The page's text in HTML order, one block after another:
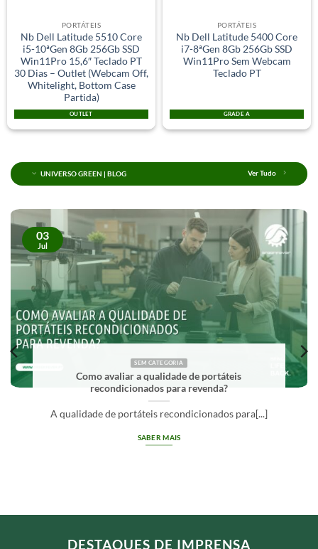
PORTÁTEIS
Nb Dell Latitude 5510 Core
i5-10ªGen 8Gb 256Gb SSD
Win11Pro 15,6″ Teclado PT
30 Dias – Outlet (Webcam Off,
Whitelight, Bottom Case
Partida)
OUTLET
PORTÁTEIS
Nb Dell Latitude 5400 Core
i7-8ªGen 8Gb 256Gb SSD
Win11Pro Sem Webcam
Teclado PT
GRADE A
UNIVERSO GREEN | BLOG Ver Tudo
SEM CATEGORIA
Como avaliar a qualidade de portáteis
recondicionados para revenda?
A qualidade de portáteis recondicionados para[...]
SABER MAIS
03
Jul
DESTAQUES DE IMPRENSA